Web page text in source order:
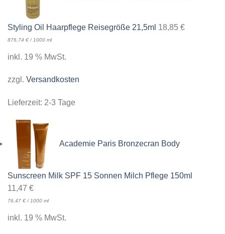
Styling Oil Haarpflege Reisegröße 21,5ml 18,85 €
876,74 € / 1000 ml
inkl. 19 % MwSt.
zzgl. Versandkosten
Lieferzeit: 2-3 Tage
Academie Paris Bronzecran Body
Sunscreen Milk SPF 15 Sonnen Milch Pflege 150ml
11,47 €
76,47 € / 1000 ml
inkl. 19 % MwSt.